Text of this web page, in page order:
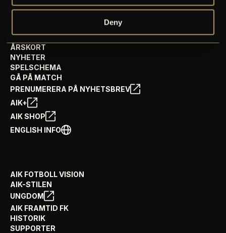
Deny
BILJETTER
ÅRSKORT
NYHETER
SPELSCHEMA
GÅ PÅ MATCH
PRENUMERERA PÅ NYHETSBREV
AIK+
AIK SHOP
ENGLISH INFO
AIK FOTBOLL VISION
AIK-STILEN
UNGDOM
AIK FRAMTID FK
HISTORIK
SUPPORTER